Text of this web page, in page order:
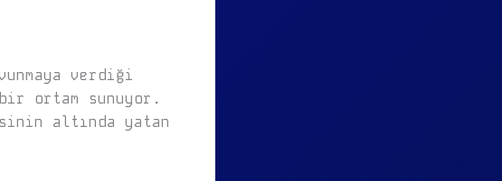
verdiği
ortam sunuyor.
altında yatan